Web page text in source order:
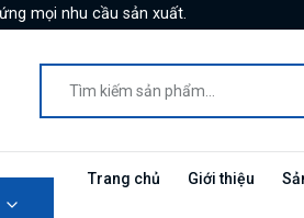
mọi nhu cầu sản xuất.
Trang chủ Giới thiệu